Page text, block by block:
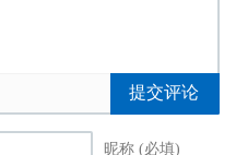
提交评论
昵称 (必填)